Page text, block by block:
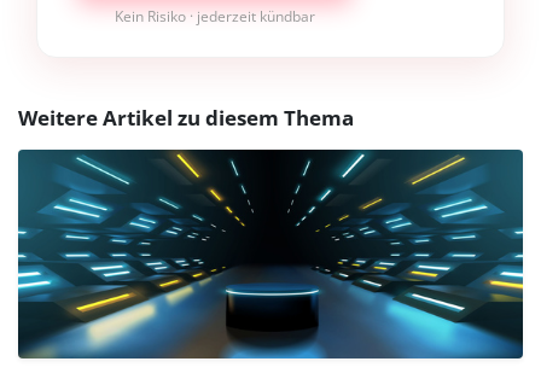
Kein Risiko · jederzeit kündbar
Weitere Artikel zu diesem Thema